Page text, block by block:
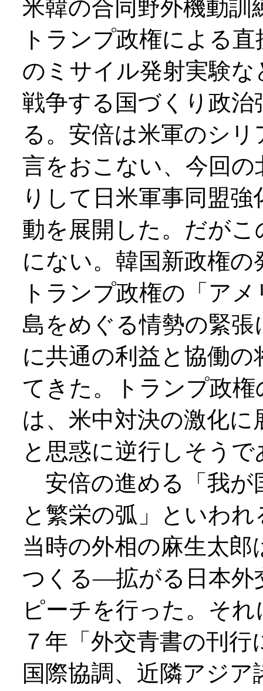
米韓の合同野外機動
トランプ政権による
のミサイル発射実験
戦争する国づくり政
る。安倍は米軍のシ
言をおこない、今回
りして日米軍事同盟
動を展開した。だが
にない。韓国新政権
トランプ政権の「ア
島をめぐる情勢の緊
に共通の利益と協働
てきた。トランプ政
は、米中対決の激化
と思惑に逆行しそうで
安倍の進める「我が
と繁栄の弧」といわ
当時の外相の麻生太
つくる―拡がる日本外
ピーチを行った。そ
７年「外交青書の刊
国際協調、近隣アジ